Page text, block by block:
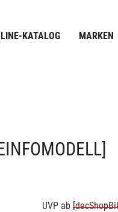
KATALOG MARKEN
UVP ab